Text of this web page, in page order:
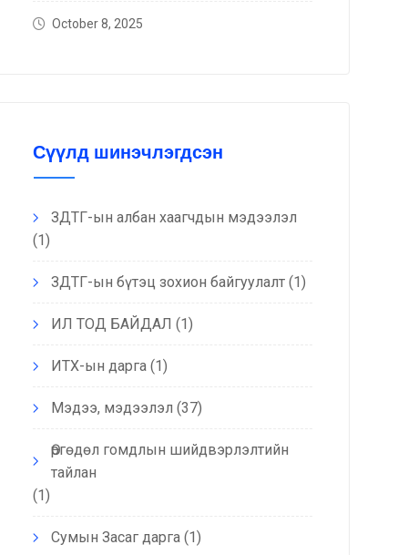
October 8, 2025
Сүүлд шинэчлэгдсэн
ЗДТГ-ын албан хаагчдын мэдээлэл
(1)
ЗДТГ-ын бүтэц зохион байгуулалт(1)
ИЛ ТОД БАЙДАЛ (1)
ИТХ-ын дарга(1)
Мэдээ, мэдээлэл (37)
Өргөдөл гомдлын шийдвэрлэлтийн
тайлан
(1)
Сумын Засаг дарга(1)